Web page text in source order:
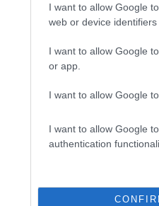
I want to allow Google
web or device identifiers
I want to allow Google
or app.
I want to allow Google
I want to allow Google
authentication